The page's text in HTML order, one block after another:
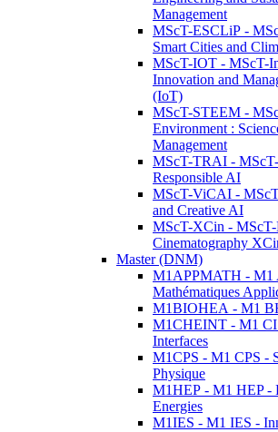
Management
MScT-ESCLiP -
Smart Cities and
MScT-IOT - MScT-
Innovation and
(IoT)
MScT-STEEM -
Environment :
Management
MScT-TRAI -
Responsible AI
MScT-ViCAI -
and Creative AI
MScT-XCin - MScT-
Cinematography
Master (DNM)
M1APPMATH - M1
Mathématiques
M1BIOHEA - M1
M1CHEINT - M1 CI
Interfaces
M1CPS - M1 CPS -
Physique
M1HEP - M1 HEP -
Energies
M1IES - M1 IES -